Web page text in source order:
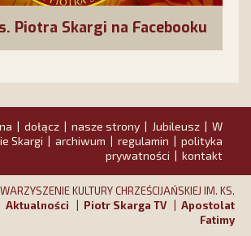
Piotra Skargi na Facebooku
dołącz nasze strony Jubileusz
W
Skargi
archiwum regulamin
polityka
prywatności
kontakt
KULTURY CHRZEŚCIJAŃSKIEJ IM. KS.
Aktualności Piotr Skarga TV
Apostolat
Fatimy